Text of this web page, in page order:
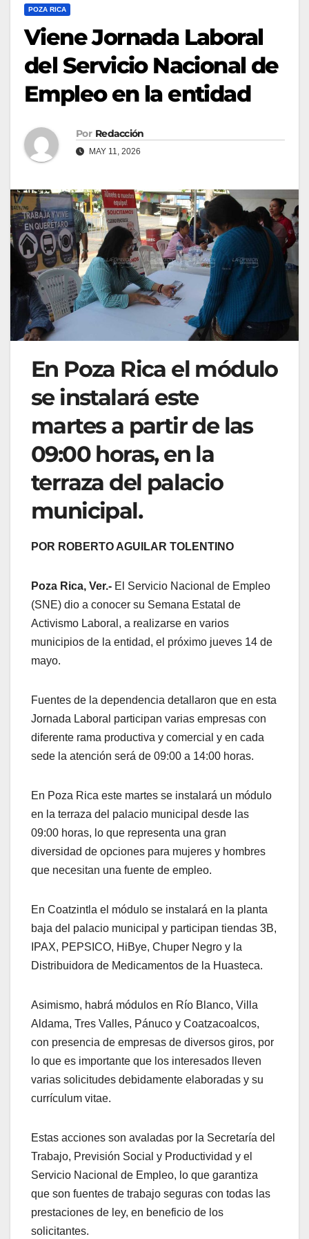
POZA RICA
Viene Jornada Laboral
del Servicio Nacional de
Empleo en la entidad
Por Redacción
MAY 11, 2026
En Poza Rica el módulo
se instalará este
martes a partir de las
09:00 horas, en la
terraza del palacio
municipal.
POR ROBERTO AGUILAR TOLENTINO
Poza Rica, Ver.- El Servicio Nacional de Empleo
(SNE) dio a conocer su Semana Estatal de
Activismo Laboral, a realizarse en varios
municipios de la entidad, el próximo jueves 14 de
mayo.
Fuentes de la dependencia detallaron que en esta
Jornada Laboral participan varias empresas con
diferente rama productiva y comercial y en cada
sede la atención será de 09:00 a 14:00 horas.
En Poza Rica este martes se instalará un módulo
en la terraza del palacio municipal desde las
09:00 horas, lo que representa una gran
diversidad de opciones para mujeres y hombres
que necesitan una fuente de empleo.
En Coatzintla el módulo se instalará en la planta
baja del palacio municipal y participan tiendas 3B,
IPAX, PEPSICO, HiBye, Chuper Negro y la
Distribuidora de Medicamentos de la Huasteca.
Asimismo, habrá módulos en Río Blanco, Villa
Aldama, Tres Valles, Pánuco y Coatzacoalcos,
con presencia de empresas de diversos giros, por
lo que es importante que los interesados lleven
varias solicitudes debidamente elaboradas y su
currículum vitae.
Estas acciones son avaladas por la Secretaría del
Trabajo, Previsión Social y Productividad y el
Servicio Nacional de Empleo, lo que garantiza
que son fuentes de trabajo seguras con todas las
prestaciones de ley, en beneficio de los
solicitantes.